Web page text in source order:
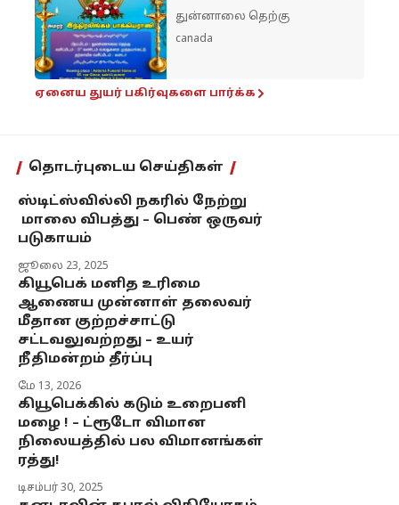
துன்னாலை தெற்கு
canada
ஏனைய துயர் பகிர்வுகளை பார்க்க
தொடர்புடைய செய்திகள்
ஸ்டிட்ஸ்வில்லி நகரில் நேற்று
மாலை விபத்து – பெண் ஒருவர்
படுகாயம்
ஜூலை 23, 2025
கியூபெக் மனித உரிமை
ஆணைய முன்னாள் தலைவர்
மீதான குற்றச்சாட்டு
சட்டவலுவற்றது – உயர்
நீதிமன்றம் தீர்ப்பு
மே 13, 2026
கியூபெக்கில் கடும் உறைபனி
மழை ! – ட்ரூடோ விமான
நிலையத்தில் பல விமானங்கள்
ரத்து!
டிசம்பர் 30, 2025